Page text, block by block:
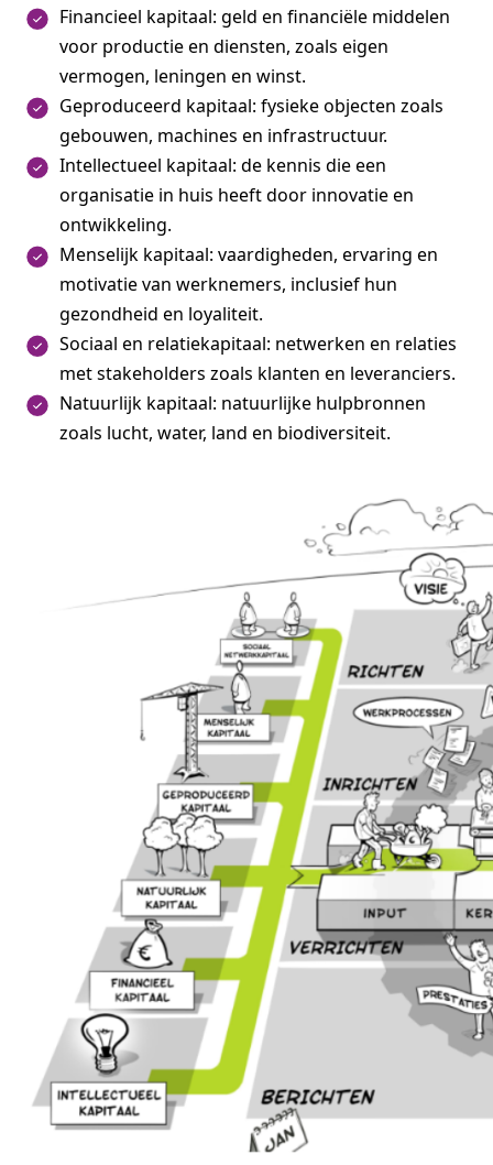
Financieel kapitaal: geld en financiële middelen
voor productie en diensten, zoals eigen
vermogen, leningen en winst.
Geproduceerd kapitaal: fysieke objecten zoals
gebouwen, machines en infrastructuur.
Intellectueel kapitaal: de kennis die een
organisatie in huis heeft door innovatie en
ontwikkeling.
Menselijk kapitaal: vaardigheden, ervaring en
motivatie van werknemers, inclusief hun
gezondheid en loyaliteit.
Sociaal en relatiekapitaal: netwerken en relaties
met stakeholders zoals klanten en leveranciers.
Natuurlijk kapitaal: natuurlijke hulpbronnen
zoals lucht, water, land en biodiversiteit.